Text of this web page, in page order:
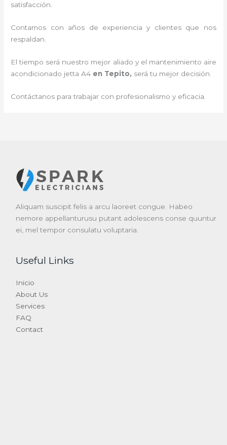
satisfacción.
Contamos con años de experiencia y clientes que nos
respaldan.
El tiempo será nuestro mejor aliado y el mantenimiento aire
acondicionado jetta A4 en Tepito, será tu mejor decisión.
Contáctanos para trabajar con profesionalismo y eficacia.
Aliquam suscipit felis a arcu laoreet congue. Habeo
nemore appellanturusu putant adolescens conse quuntur
ei, mel tempor consulatu voluptaria.
Useful Links
Inicio
About Us
Services
FAQ
Contact